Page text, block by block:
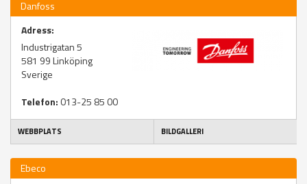
Danfoss
Adress:
Industrigatan 5
581 99Linköping
Sverige
Telefon: 013-25 85 00
WEBBPLATS BILDGALLERI
Ebeco